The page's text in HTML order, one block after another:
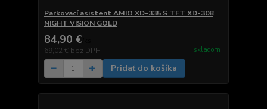
Parkovací asistent AMIO XD-335 S TFT XD-308
NIGHT VISION GOLD
84,90 €
69,02 € bez DPH skladom
Pridať do košíka